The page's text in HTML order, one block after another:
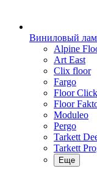
Виниловый
Alpine
Art East
Clix floor
Fargo
Floor Click
Floor
Moduleo
Pergo
Tarkett
Tarkett
Еще